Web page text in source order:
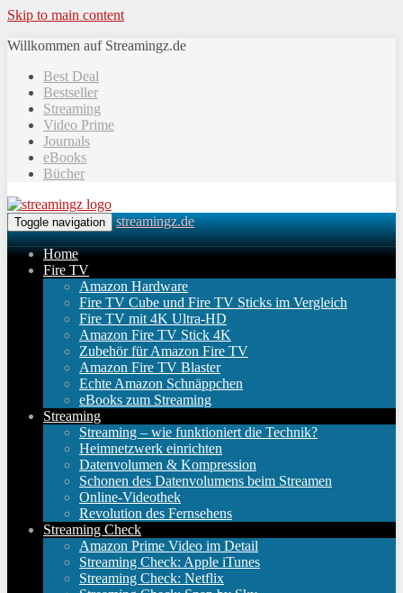
Skip to main content
Willkommen auf Streamingz.de
Best Deal
Bestseller
Streaming
Video Prime
Journals
eBooks
Bücher
Toggle navigation streamingz.de
Home
Fire TV
Amazon Hardware
Fire TV Cube und Fire TV Sticks im Vergleich
Fire TV mit 4K Ultra-HD
Amazon Fire TV Stick 4K
Zubehör für Amazon Fire TV
Amazon Fire TV Blaster
Echte Amazon Schnäppchen
eBooks zum Streaming
Streaming
Streaming – wie funktioniert die Technik?
Heimnetzwerk einrichten
Datenvolumen & Kompression
Schonen des Datenvolumens beim Streamen
Online-Videothek
Revolution des Fernsehens
Streaming Check
Amazon Prime Video im Detail
Streaming Check: Apple iTunes
Streaming Check: Netflix